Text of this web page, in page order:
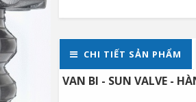
CHI TIẾT SẢN PHẨM
VAN BI - SUN VALVE -